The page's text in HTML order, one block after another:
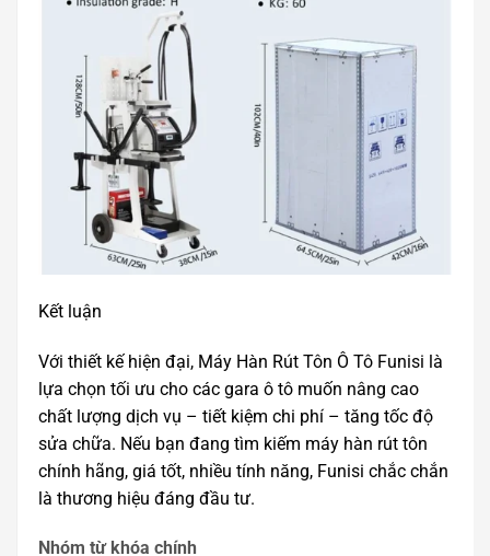
Kết luận
Với thiết kế hiện đại, Máy Hàn Rút Tôn Ô Tô Funisi là
lựa chọn tối ưu cho các gara ô tô muốn nâng cao
chất lượng dịch vụ – tiết kiệm chi phí – tăng tốc độ
sửa chữa. Nếu bạn đang tìm kiếm máy hàn rút tôn
chính hãng, giá tốt, nhiều tính năng, Funisi chắc chắn
là thương hiệu đáng đầu tư.
Nhóm từ khóa chính